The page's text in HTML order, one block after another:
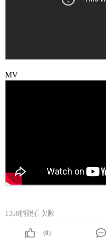
MV
1358個觀看次數
(0)